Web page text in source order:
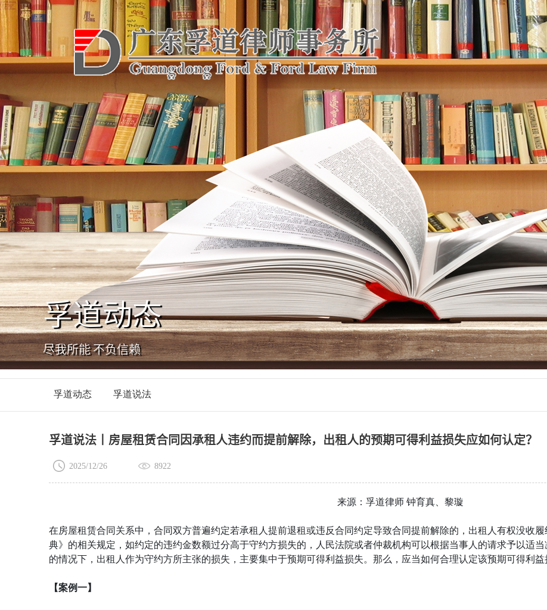
孚道动态
尽我所能 不负信赖
孚道动态 孚道说法
孚道说法丨房屋租赁合同因承租人违约而提前解除，出租人的预期可得利益损失应如何认定？
2025/12/26 8922
来源：孚道律师 钟育真、黎璇
在房屋租赁合同关系中，合同双方普遍约定若承租人提前退租或违反合同约定导致合同提前解除的，出租人有权没收
典》的相关规定，如约定的违约金数额过分高于守约方损失的，人民法院或者仲裁机构可以根据当事人的请求予以适
的情况下，出租人作为守约方所主张的损失，主要集中于预期可得利益损失。那么，应当如何合理认定该预期可得利益
【案例一】